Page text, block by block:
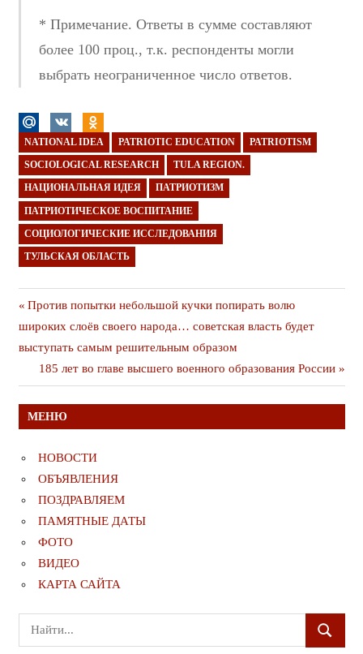
* Примечание. Ответы в сумме составляют
более 100 проц., т.к. респонденты могли
выбрать неограниченное число ответов.
NATIONAL IDEA PATRIOTIC EDUCATION PATRIOTISM
SOCIOLOGICAL RESEARCH TULA REGION.
НАЦИОНАЛЬНАЯ ИДЕЯ ПАТРИОТИЗМ
ПАТРИОТИЧЕСКОЕ ВОСПИТАНИЕ
СОЦИОЛОГИЧЕСКИЕ ИССЛЕДОВАНИЯ
ТУЛЬСКАЯ ОБЛАСТЬ
Навигация
по
записям
Предыдущая
публикация
Против попытки небольшой кучки попирать волю
широких слоёв своего народа… советская власть будет
выступать самым решительным образом
Следующая
публикация
185 лет во главе высшего военного образования России
МЕНЮ
НОВОСТИ
ОБЪЯВЛЕНИЯ
ПОЗДРАВЛЯЕМ
ПАМЯТНЫЕ ДАТЫ
ФОТО
ВИДЕО
КАРТА САЙТА
Поиск
для:
ПОИСК